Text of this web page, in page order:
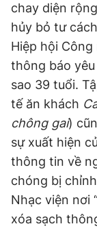
chay diện
hủy bỏ tư
Hiệp hội
thông báo
sao 39 tuổi.
tế ăn khách
chông gai)
sự xuất hiện
thông tin về
chóng bị
Nhạc viện nơi
xóa sạch